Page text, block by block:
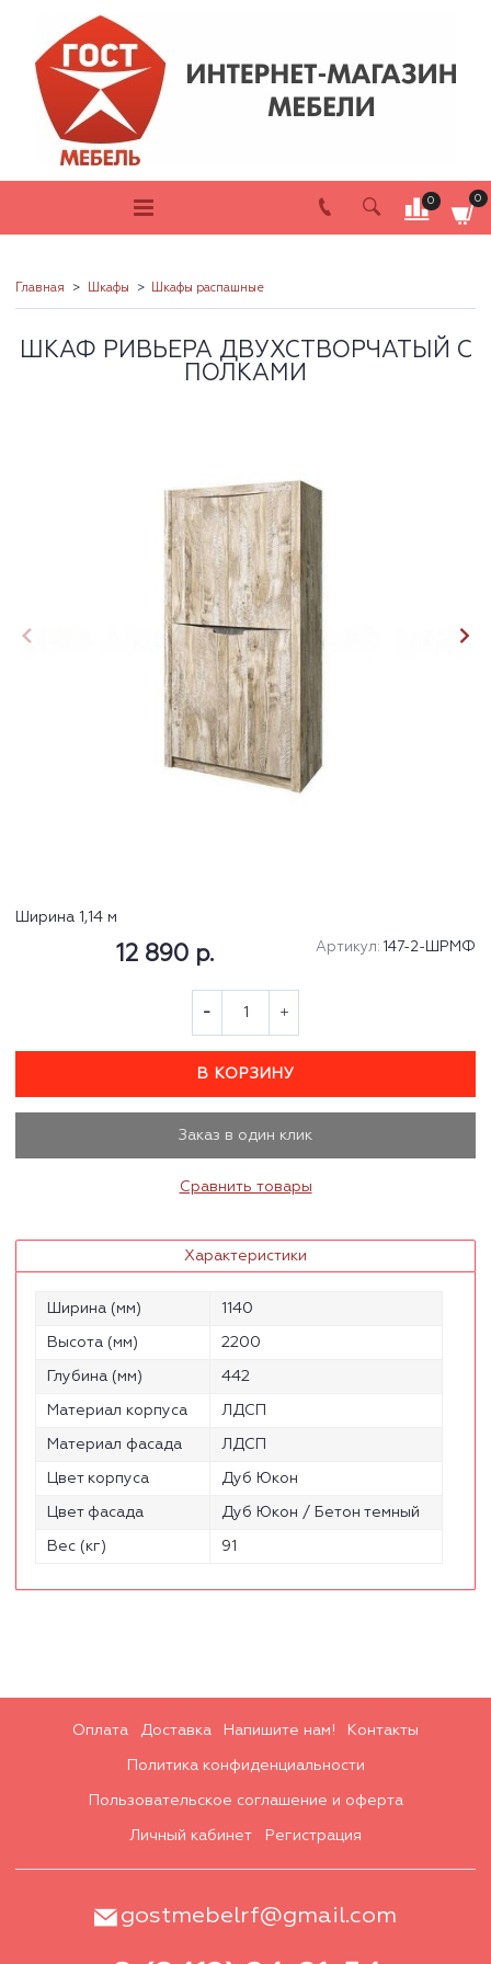
0 0
Главная Шкафы Шкафы распашные
ШКАФ РИВЬЕРА ДВУХСТВОРЧАТЫЙ С
ПОЛКАМИ
Ширина 1,14 м
Артикул: 147-2-ШРМФ
12 890 р.
В КОРЗИНУ
Заказ в один клик
Сравнить товары
Характеристики
Ширина (мм) 1140
Высота (мм) 2200
Глубина (мм) 442
Материал корпуса ЛДСП
Материал фасада ЛДСП
Цвет корпуса Дуб Юкон
Цвет фасада Дуб Юкон / Бетон темный
Вес (кг) 91
Оплата Доставка Напишите нам! Контакты
Политика конфиденциальности
Пользовательское соглашение и оферта
Личный кабинет Регистрация
gostmebelrf@gmail.com